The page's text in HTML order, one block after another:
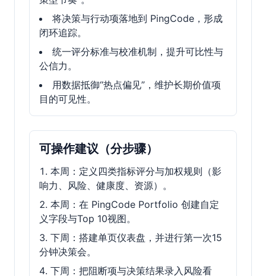
将决策与行动项落地到 PingCode，形成
闭环追踪。
统一评分标准与校准机制，提升可比性与
公信力。
用数据抵御“热点偏见”，维护长期价值项
目的可见性。
可操作建议（分步骤）
本周：定义四类指标评分与加权规则（影
响力、风险、健康度、资源）。
本周：在 PingCode Portfolio 创建自定
义字段与Top 10视图。
下周：搭建单页仪表盘，并进行第一次15
分钟决策会。
下周：把阻断项与决策结果录入风险看